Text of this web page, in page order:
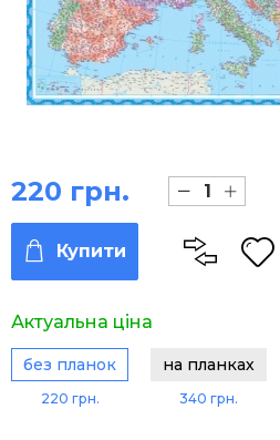
без планок
220 грн.
на планках
340 грн.
Актуальна ціна
220 грн.
Купити